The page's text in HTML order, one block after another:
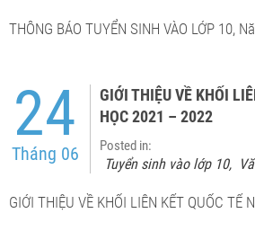
THÔNG BÁO TUYỂN SINH VÀO LỚP 10,
24
Tháng 06
GIỚI THIỆU VỀ KHỐI
HỌC 2021 – 2022
Posted in:
Tuyển sinh vào lớp 10,
GIỚI THIỆU VỀ KHỐI LIÊN KẾT QUỐC TẾ